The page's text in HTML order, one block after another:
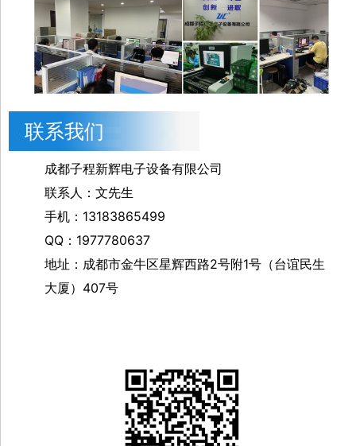
联系我们
成都子程新辉电子设备有限公司
联系人：文先生
手机：13183865499
QQ：1977780637
地址：成都市金牛区星辉西路2号附1号（台谊民生
大厦）407号